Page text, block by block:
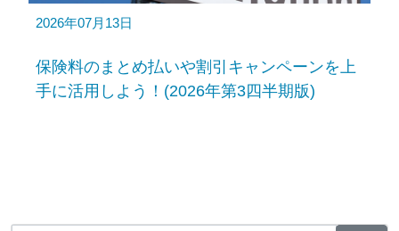
2026年07月13日
保険料のまとめ払いや割引キャンペーンを上
手に活用しよう！(2026年第3四半期版)